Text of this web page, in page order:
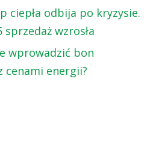
ciepła odbija po kryzysie.
sprzedaż wzrosła
wprowadzić bon
cenami energii?